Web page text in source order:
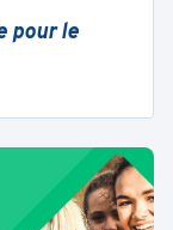
pour le